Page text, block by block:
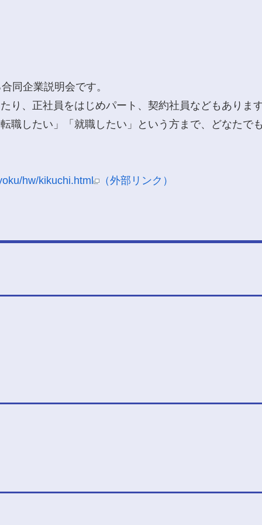
同企業説明会です。
り、正社員をはじめパート、契約社員などもありま
職したい」「就職したい」という方まで、どなたで
hw/kikuchi.html （外部リンク）